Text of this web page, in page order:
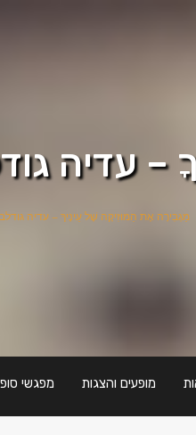
עדיה
מַגְבִּירָה אֶת הַמּוּזִיקָה שֶׁל עֵינֶיךָ – עדיה
מופעים והצגות מפגשי